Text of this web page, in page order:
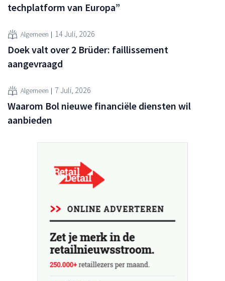
techplatform van Europa”
Algemeen 14 Juli, 2026
Doek valt over 2 Brüder: faillissement
aangevraagd
Algemeen 7 Juli, 2026
Waarom Bol nieuwe financiële diensten wil
aanbieden